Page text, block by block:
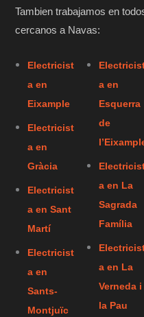
Tambien trabajamos en
cercanos a Navas:
Electricist
a en
Eixample
Electricist
a en
Gràcia
Electricist
a en Sant
Martí
Electricist
a en
Sants-
Montjuïc
a en
Esquerra
de
a en La
Sagrada
Família
a en La
Verneda i
la Pau